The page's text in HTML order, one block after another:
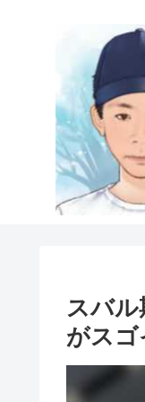
スバル
がスゴ